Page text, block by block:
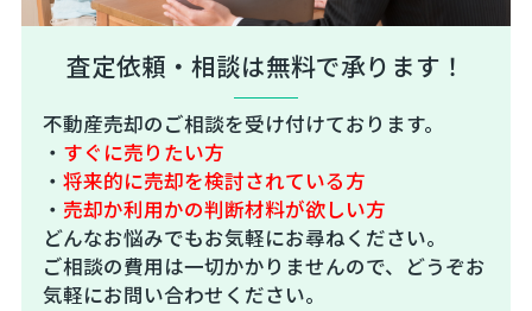
査定依頼・相談は無料で承ります！
不動産売却のご相談を受け付けております。
・ すぐに売りたい方
・ 将来的に売却を検討されている方
・ 売却か利用かの判断材料が欲しい方
どんなお悩みでもお気軽にお尋ねください。
ご相談の費用は一切かかりませんので、どうぞお
気軽にお問い合わせください。